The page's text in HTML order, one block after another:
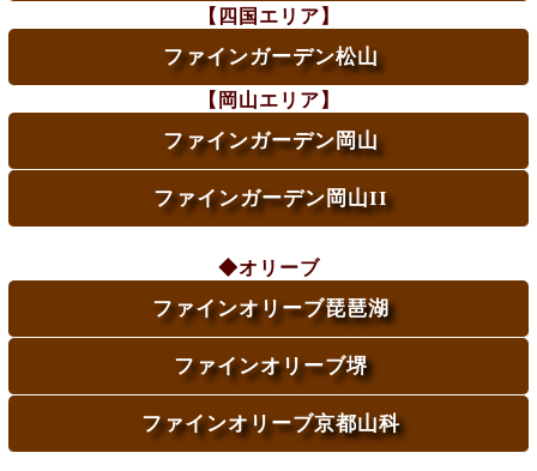
【四国エリア】
ファインガーデン松山
【岡山エリア】
ファインガーデン岡山
ファインガーデン岡山II
◆オリーブ
ファインオリーブ琵琶湖
ファインオリーブ堺
ファインオリーブ京都山科